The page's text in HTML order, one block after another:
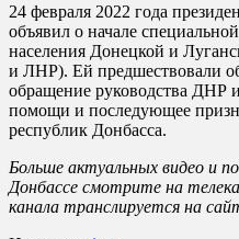
24 февраля 2022 года
объявил о начале
населения Донецкой и
и ЛНР). Ей предшествовали
обращение руководства
помощи и последующее
республик Донбасса.
Больше актуальных видео и
Донбассе смотрите на
канала транслируется на